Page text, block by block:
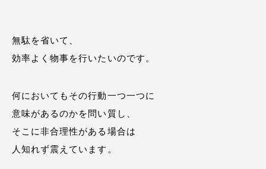
無駄を省いて、
効率よく物事を行いたいのです。
何においてもその行動一つ一つに
意味があるのかを問い質し、
そこに非合理性がある場合は
人知れず震えています。